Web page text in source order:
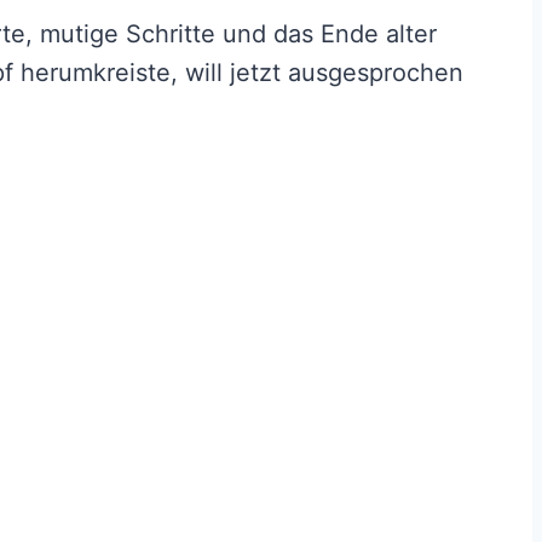
mutige Schritte und das Ende alter
herumkreiste, will jetzt ausgesprochen